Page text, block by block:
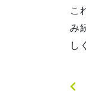
こ
み
し